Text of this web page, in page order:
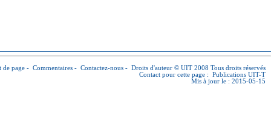
de page - Commentaires - Contactez-nous - Droits d'auteur © UIT 2008 Tous droits réservés
Contact pour cette page : Publications UIT-T
Mis à jour le : 2015-05-15